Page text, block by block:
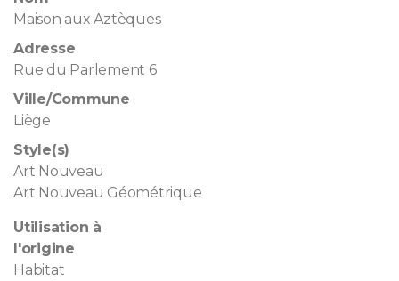
Maison aux Aztèques
Adresse
Rue du Parlement 6
Ville/Commune
Liège
Style(s)
Art Nouveau
Art Nouveau Géométrique
Utilisation à
l'origine
Habitat